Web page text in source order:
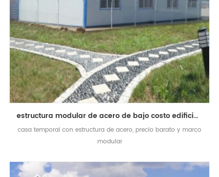
estructura modular de acero de bajo costo edificio prefabricado modular para vivienda temporal
casa temporal con estructura de acero, precio barato y marco
modular